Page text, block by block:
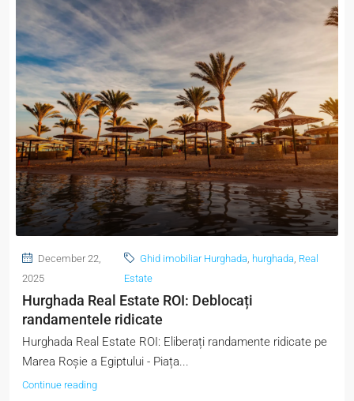
December 22,
2025
Ghid imobiliar Hurghada hurghada Real
Estate
Hurghada Real Estate ROI: Deblocați
randamentele ridicate
Hurghada Real Estate ROI: Eliberați randamente ridicate pe
Marea Roșie a Egiptului - Piața...
Continue reading